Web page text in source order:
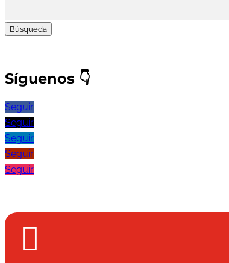
Síguenos 👇
Seguir
Seguir
Seguir
Seguir
Seguir
